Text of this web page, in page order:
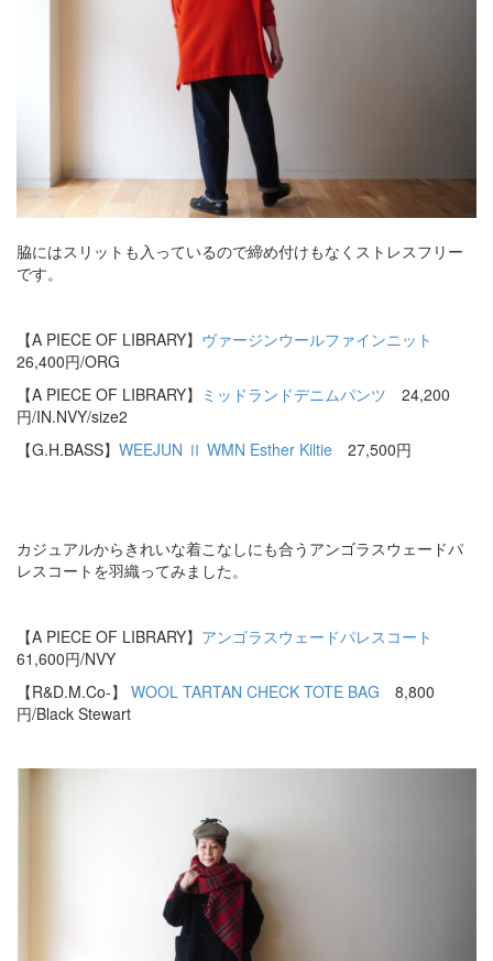
脇にはスリットも入っているので締め付けもなくストレスフリー
です。
【A PIECE OF LIBRARY】 ヴァージンウールファインニット
26,400円/ORG
【A PIECE OF LIBRARY】 ミッドランドデニムパンツ 24,200
円/IN.NVY/size2
【G.H.BASS】 WEEJUN Ⅱ WMN Esther Kiltie 27,500円
カジュアルからきれいな着こなしにも合うアンゴラスウェードパ
レスコートを羽織ってみました。
【A PIECE OF LIBRARY】 アンゴラスウェードパレスコート
61,600円/NVY
【R&D.M.Co-】 WOOL TARTAN CHECK TOTE BAG 8,800
円/Black Stewart